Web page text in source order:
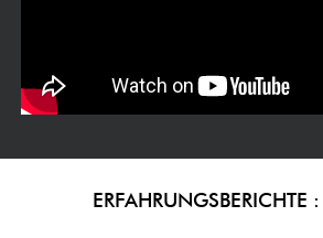
ERFAHRUNGSBERICHTE